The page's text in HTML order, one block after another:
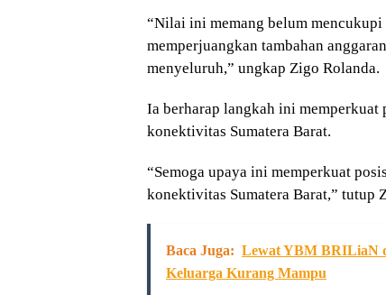
“Nilai ini memang belum
memperjuangkan tambahan
menyeluruh,” ungkap Zigo Rolanda.
Ia berharap langkah ini memperkuat
konektivitas Sumatera Barat.
“Semoga upaya ini memperkuat
konektivitas Sumatera Barat,” tutup
Baca Juga: Lewat YBM BRILiaN
Keluarga Kurang Mampu